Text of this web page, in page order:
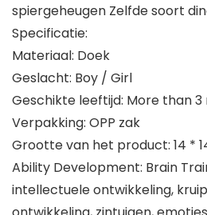
spiergeheugen Zelfde soort
Specificatie:
Materiaal: Doek
Geslacht: Boy / Girl
Geschikte leeftijd: More than
Verpakking: OPP zak
Grootte van het product: 14 *
Ability Development: Brain
intellectuele ontwikkeling,